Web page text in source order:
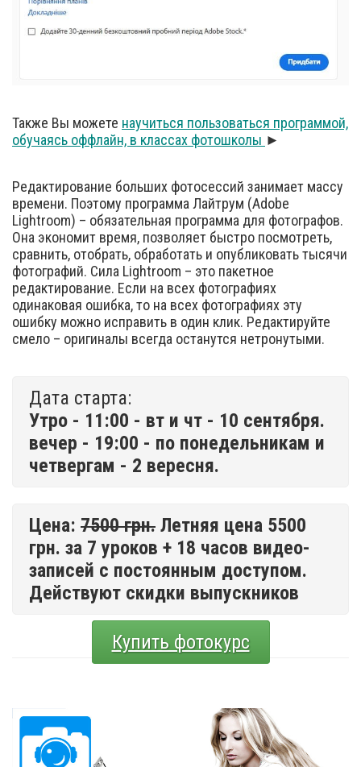
Также Вы можете научиться пользоваться программой,
обучаясь оффлайн, в классах фотошколы ►
Редактирование больших фотосессий занимает массу
времени. Поэтому программа Лайтрум (Adobe
Lightroom) – обязательная программа для фотографов.
Она экономит время, позволяет быстро посмотреть,
сравнить, отобрать, обработать и опубликовать тысячи
фотографий. Сила Lightroom – это пакетное
редактирование. Если на всех фотографиях
одинаковая ошибка, то на всех фотографиях эту
ошибку можно исправить в один клик. Редактируйте
смело – оригиналы всегда останутся нетронутыми.
Дата старта:
Утро - 11:00 - вт и чт - 10 сентября.
вечер - 19:00 - по понедельникам и
четвергам - 2 вересня.
Цена: 7500 грн. Летняя цена 5500
грн. за 7 уроков + 18 часов видео-
записей с постоянным доступом.
Действуют скидки выпускников
Купить фотокурс